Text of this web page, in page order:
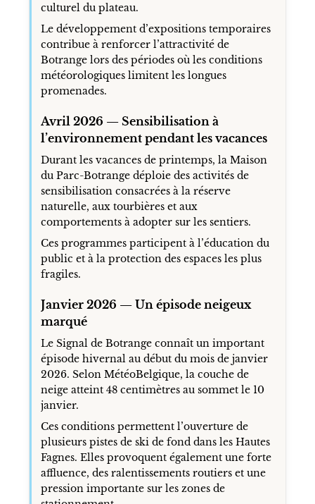
culturel du plateau.
Le développement d’expositions temporaires
contribue à renforcer l’attractivité de
Botrange lors des périodes où les conditions
météorologiques limitent les longues
promenades.
Avril 2026 — Sensibilisation à
l’environnement pendant les vacances
Durant les vacances de printemps, la Maison
du Parc-Botrange déploie des activités de
sensibilisation consacrées à la réserve
naturelle, aux tourbières et aux
comportements à adopter sur les sentiers.
Ces programmes participent à l’éducation du
public et à la protection des espaces les plus
fragiles.
Janvier 2026 — Un épisode neigeux
marqué
Le Signal de Botrange connaît un important
épisode hivernal au début du mois de janvier
2026. Selon MétéoBelgique, la couche de
neige atteint 48 centimètres au sommet le 10
janvier.
Ces conditions permettent l’ouverture de
plusieurs pistes de ski de fond dans les Hautes
Fagnes. Elles provoquent également une forte
affluence, des ralentissements routiers et une
pression importante sur les zones de